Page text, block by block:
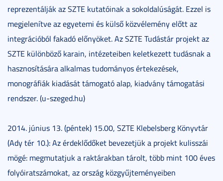
reprezentálják az SZTE kutatóinak a sokoldalúságát. Ezzel is
megjelenítve az egyetemi és külső közvélemény előtt az
integrációból fakadó előnyöket. Az SZTE Tudástár projekt az
SZTE különböző karain, intézeteiben keletkezett tudásnak a
hasznosítására alkalmas tudományos értekezések,
monográfiák kiadását támogató alap, kiadvány támogatási
rendszer. (u-szeged.hu)
2014. június 13. (péntek) 15.00, SZTE Klebelsberg Könyvtár
(Ady tér 10.): Az érdeklődőket bevezetjük a projekt kulisszái
mögé: megmutatjuk a raktárakban tárolt, több mint 100 éves
folyóiratszámokat, az ország közgyűjteményeiben